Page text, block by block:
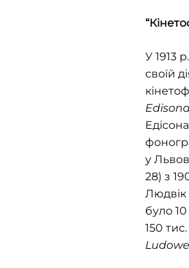
“
У 1913
своїй
у
28) з
Людвік
було
150